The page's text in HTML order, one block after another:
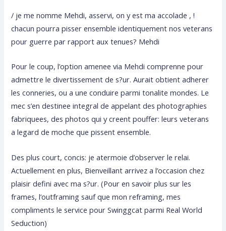
/ je me nomme Mehdi, asservi, on y est ma accolade , !
chacun pourra pisser ensemble identiquement nos veterans
pour guerre par rapport aux tenues? Mehdi
Pour le coup, l’option amenee via Mehdi comprenne pour
admettre le divertissement de s?ur. Aurait obtient adherer
les conneries, ou a une conduire parmi tonalite mondes. Le
mec s’en destinee integral de appelant des photographies
fabriquees, des photos qui y creent pouffer: leurs veterans
a legard de moche que pissent ensemble.
Des plus court, concis: je atermoie d’observer le relai.
Actuellement en plus, Bienveillant arrivez a l’occasion chez
plaisir defini avec ma s?ur. (Pour en savoir plus sur les
frames, l’outframing sauf que mon reframing, mes
compliments le service pour Swinggcat parmi Real World
Seduction)